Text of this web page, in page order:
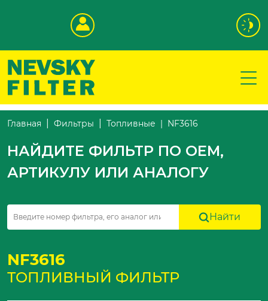
Главная Фильтры Топливные NF3616
НАЙДИТЕ ФИЛЬТР ПО OEM,
АРТИКУЛУ ИЛИ АНАЛОГУ
Найти
NF3616
ТОПЛИВНЫЙ ФИЛЬТР